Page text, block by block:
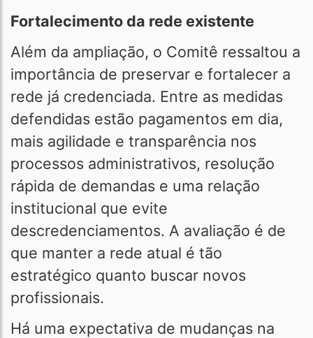
Fortalecimento da rede existente
Além da ampliação, o Comitê ressaltou a
importância de preservar e fortalecer a
rede já credenciada. Entre as medidas
defendidas estão pagamentos em dia,
mais agilidade e transparência nos
processos administrativos, resolução
rápida de demandas e uma relação
institucional que evite
descredenciamentos. A avaliação é de
que manter a rede atual é tão
estratégico quanto buscar novos
profissionais.
Há uma expectativa de mudanças na